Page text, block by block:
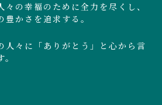
々の幸福のために全力を尽くし、
かさを追求する。
人々に「ありがとう」と心から言